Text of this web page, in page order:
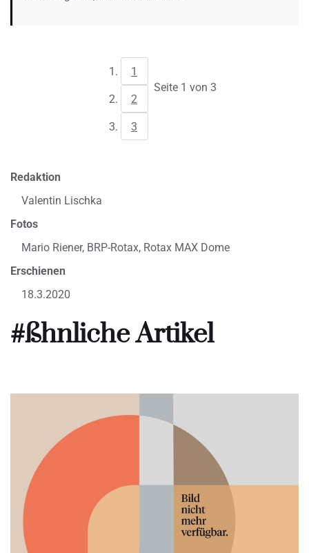
1
2
3
Seite 1 von 3
Redaktion
Valentin Lischka
Fotos
Mario Riener, BRP-Rotax, Rotax MAX Dome
Erschienen
18.3.2020
#ßhnliche Artikel